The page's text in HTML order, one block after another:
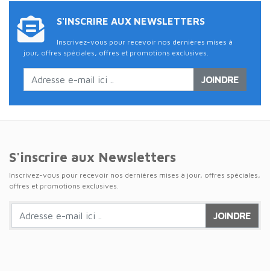
S'INSCRIRE AUX NEWSLETTERS
Inscrivez-vous pour recevoir nos dernières mises à
jour, offres spéciales, offres et promotions exclusives.
JOINDRE
S'inscrire aux Newsletters
Inscrivez-vous pour recevoir nos dernières mises à jour, offres spéciales,
offres et promotions exclusives.
JOINDRE